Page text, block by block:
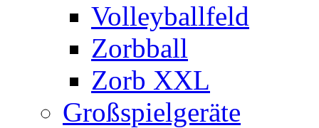
Volleyballfeld
Zorbball
Zorb XXL
Großspielgeräte